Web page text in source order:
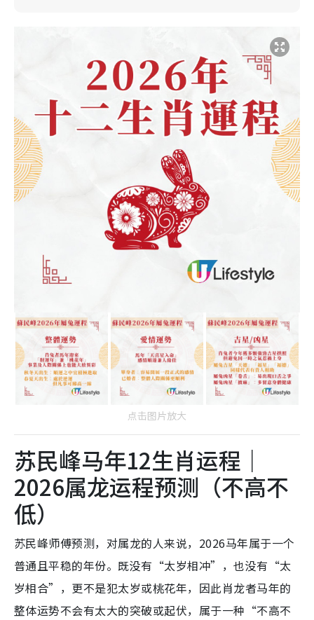
点击图片放大
苏民峰马年12生肖运程｜
2026属龙运程预测（不高不
低）
苏民峰师傅预测，对属龙的人来说，2026马年属于一个
普通且平稳的年份。既没有“太岁相冲”，也没有“太
岁相合”，更不是犯太岁或桃花年，因此肖龙者马年的
整体运势不会有太大的突破或起伏，属于一种“不高不